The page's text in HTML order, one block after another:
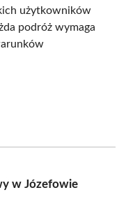
użytkowników
podróż wymaga
w Józefowie